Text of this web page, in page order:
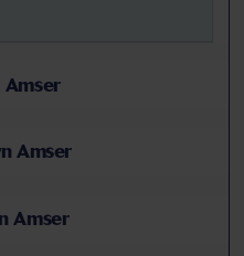
Amser
Amser
Amser